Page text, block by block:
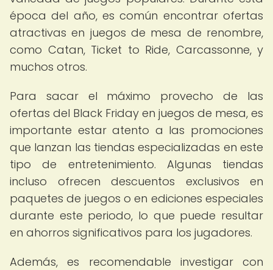
época del año, es común encontrar ofertas
atractivas en juegos de mesa de renombre,
como Catan, Ticket to Ride, Carcassonne, y
muchos otros.
Para sacar el máximo provecho de las
ofertas del Black Friday en juegos de mesa, es
importante estar atento a las promociones
que lanzan las tiendas especializadas en este
tipo de entretenimiento. Algunas tiendas
incluso ofrecen descuentos exclusivos en
paquetes de juegos o en ediciones especiales
durante este periodo, lo que puede resultar
en ahorros significativos para los jugadores.
Además, es recomendable investigar con